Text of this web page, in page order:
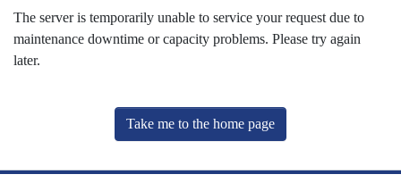
The server is temporarily unable to service your request due to
maintenance downtime or capacity problems. Please try again
later.
Take me to the home page